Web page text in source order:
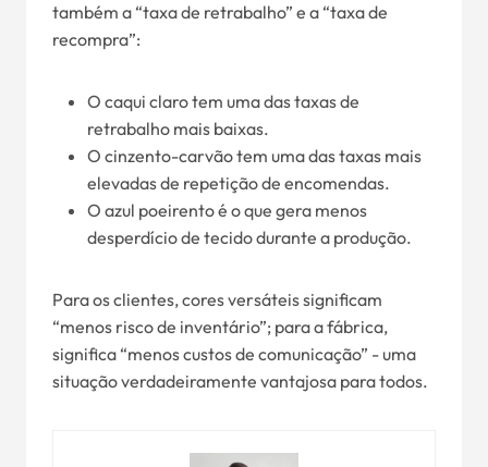
também a “taxa de retrabalho” e a “taxa de
recompra”:
O caqui claro tem uma das taxas de
retrabalho mais baixas.
O cinzento-carvão tem uma das taxas mais
elevadas de repetição de encomendas.
O azul poeirento é o que gera menos
desperdício de tecido durante a produção.
Para os clientes, cores versáteis significam
“menos risco de inventário”; para a fábrica,
significa “menos custos de comunicação” - uma
situação verdadeiramente vantajosa para todos.